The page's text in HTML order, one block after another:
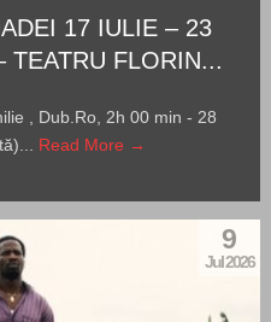
17 IULIE – 23
TEATRU FLORIN...
, Dub.Ro, 2h 00 min - 28
Read More →
9
Jul 2026